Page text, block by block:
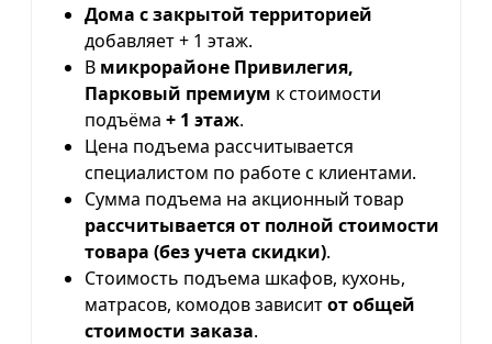
Дома с закрытой территорией
добавляет + 1 этаж.
В микрорайоне Привилегия,
Парковый премиум к стоимости
подъёма + 1 этаж.
Цена подъема рассчитывается
специалистом по работе с клиентами.
Сумма подъема на акционный товар
рассчитывается от полной стоимости
товара (без учета скидки).
Стоимость подъема шкафов, кухонь,
матрасов, комодов зависитот общей
стоимости заказа.